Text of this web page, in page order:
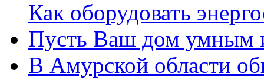
Как оборудовать
Пусть Ваш дом умным
В Амурской области